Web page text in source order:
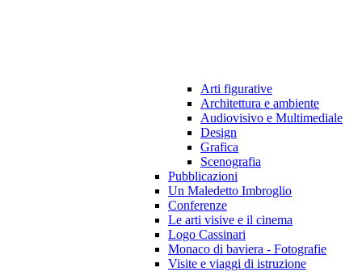
Arti figurative
Architettura e ambiente
Audiovisivo e Multimediale
Design
Grafica
Scenografia
Pubblicazioni
Un Maledetto Imbroglio
Conferenze
Le arti visive e il cinema
Logo Cassinari
Monaco di baviera - Fotografie
Visite e viaggi di istruzione